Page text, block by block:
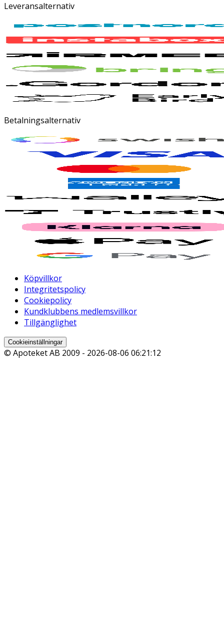
Leveransalternativ
Betalningsalternativ
Köpvillkor
Integritetspolicy
Cookiepolicy
Kundklubbens medlemsvillkor
Tillgänglighet
Cookieinställningar
© Apoteket AB 2009 - 2026-08-06 06:21:12